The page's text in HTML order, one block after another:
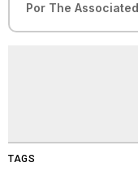
Por The
TAGS